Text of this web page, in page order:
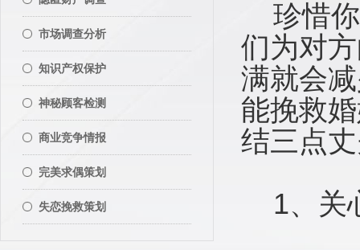
市场调查分析
知识产权保护
神秘顾客检测
商业竞争情报
完美求偶策划
失恋挽救策划
珍惜你
们为对
满就会
能挽救
结三点
1、关